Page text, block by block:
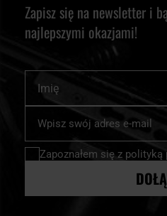
Zapisz się na newsletter i
najlepszymi okazjami!
nasz
newsletter:
Zapoznałem się z polityką